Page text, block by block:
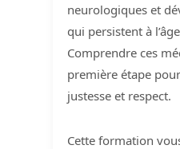
neurologiques et
qui persistent à
Comprendre ces
première étape
justesse et respect.
Cette formation